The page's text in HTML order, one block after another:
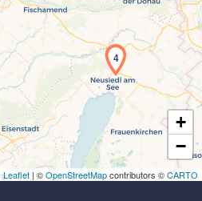
Laden der Karte...
4
+
−
Leaflet | ©OpenStreetMapcontributors ©CARTO